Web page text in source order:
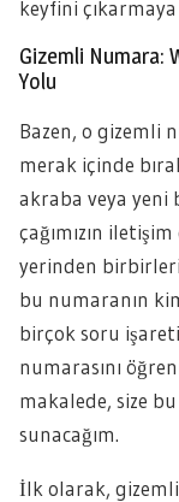
keyfini
Gizemli Numara:
Yolu
Bazen, o gizemli
merak içinde
akraba veya yeni
çağımızın
yerinden
bu numaranın
birçok soru
numarasını
makalede, size
sunacağım.
İlk olarak,